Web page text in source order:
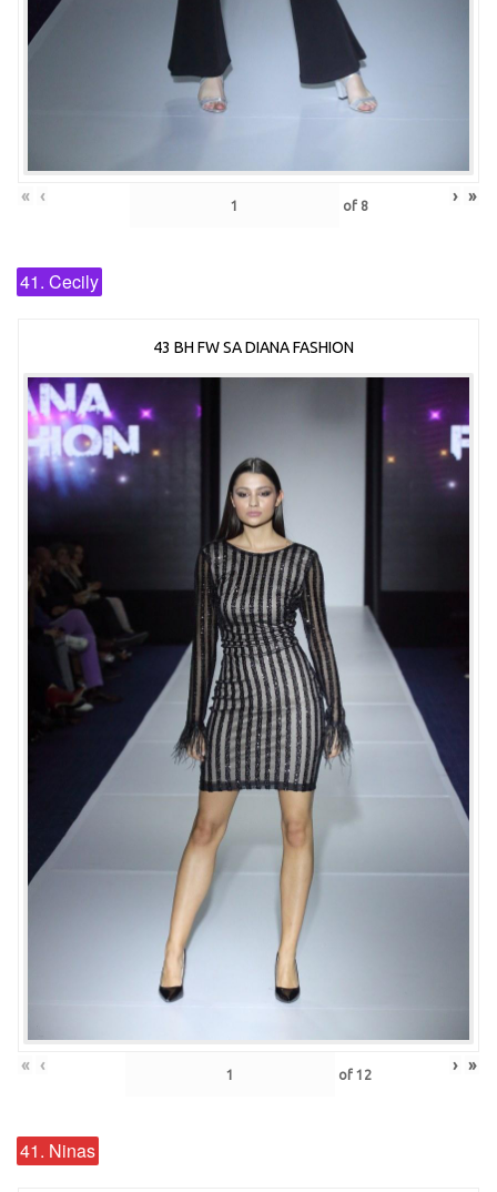
« ‹ of 8 › »
41. Cecily
43 BH FW SA DIANA FASHION
« ‹ of 12 › »
41. Ninas